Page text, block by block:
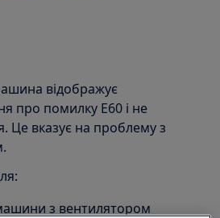
відображує
про помилку E60 і не
Це вказує на проблему з
з вентилятором